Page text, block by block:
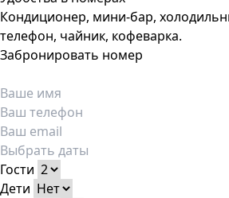
Кондиционер, мини-бар,
телефон, чайник, кофеварка.
Забронировать номер
Гости
Дети